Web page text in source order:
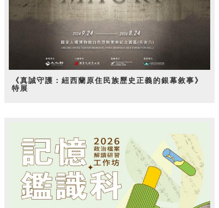
《真誠守護：紐西蘭原住民族歷史正義的銀幕敘事》
特展